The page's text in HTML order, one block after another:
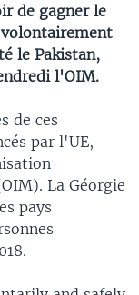
de gagner le
le Pakistan,
l'OIM.
de ces
par l'UE,
La Géorgie
pays